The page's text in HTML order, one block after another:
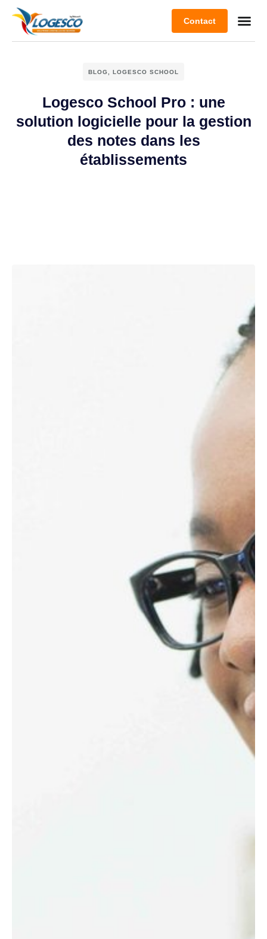
Contact
BLOG LOGESCO SCHOOL
Logesco School Pro : une
solution logicielle pour la gestion
des notes dans les
établissements